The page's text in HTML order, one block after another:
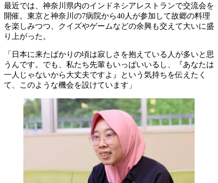
最近では、神奈川県内のインドネシアレストランで交流会を
開催。東京と神奈川の7病院から40人が参加して故郷の料理
を楽しみつつ、クイズやゲームなどの余興も交えて大いに盛
り上がった。
「日本に来たばかりの頃は寂しさを抱えている人が多いと思
うんです。でも、私たち先輩もいっぱいいるし、『あなたは
一人じゃないから大丈夫ですよ』という気持ちを伝えたく
て、このような機会を設けています」